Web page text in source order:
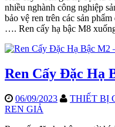
nhiều nghành công nghiệp
bảo vệ ren trên các sản
…. Ren cấy hạ bậc M8
Ren Cấy Đặc Hạ
06/09/2023 THIẾT BỊ
REN GIẢ